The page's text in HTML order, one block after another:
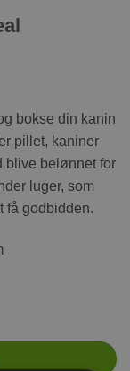
bokse din kanin
pillet, kaniner
blive belønnet for
luger, som
få godbidden.